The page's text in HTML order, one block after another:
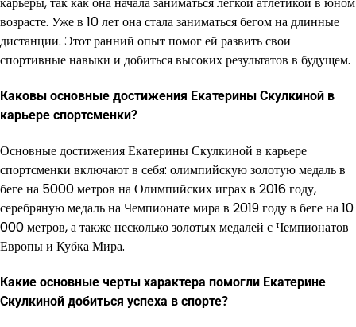
возрасте. Уже в 10 лет она стала заниматься бегом на длинные
дистанции. Этот ранний опыт помог ей развить свои
спортивные навыки и добиться высоких результатов в будущем.
Каковы основные достижения Екатерины Скулкиной в
карьере спортсменки?
Основные достижения Екатерины Скулкиной в карьере
спортсменки включают в себя: олимпийскую золотую медаль в
беге на 5000 метров на Олимпийских играх в 2016 году,
серебряную медаль на Чемпионате мира в 2019 году в беге на 10
000 метров, а также несколько золотых медалей с Чемпионатов
Европы и Кубка Мира.
Какие основные черты характера помогли Екатерине
Скулкиной добиться успеха в спорте?